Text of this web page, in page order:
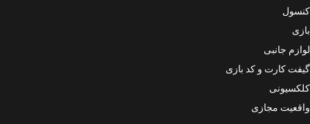
کنسول
بازی
لوازم جانبی
گیفت کارت و کد بازی
کلکسیونی
واقعیت مجازی